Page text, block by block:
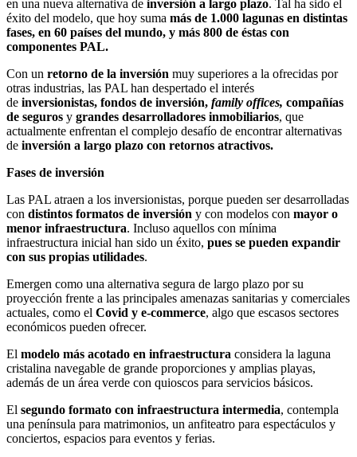
en una nueva alternativa de inversión a largo plazo. Tal ha sido el
éxito del modelo, que hoy suma más de 1.000 lagunas en distintas
fases, en 60 países del mundo, y más 800 de éstas con
componentes PAL.
Con un retorno de la inversión muy superiores a la ofrecidas por
otras industrias, las PAL han despertado el interés
de inversionistas, fondos de inversión, family offices, compañías
de seguros y grandes desarrolladores inmobiliarios, que
actualmente enfrentan el complejo desafío de encontrar alternativas
de inversión a largo plazo con retornos atractivos.
Fases de inversión
Las PAL atraen a los inversionistas, porque pueden ser desarrolladas
con distintos formatos de inversión y con modelos con mayor o
menor infraestructura. Incluso aquellos con mínima
infraestructura inicial han sido un éxito, pues se pueden expandir
con sus propias utilidades.
Emergen como una alternativa segura de largo plazo por su
proyección frente a las principales amenazas sanitarias y comerciales
actuales, como el Covid y e-commerce, algo que escasos sectores
económicos pueden ofrecer.
El modelo más acotado en infraestructura considera la laguna
cristalina navegable de grande proporciones y amplias playas,
además de un área verde con quioscos para servicios básicos.
El segundo formato con infraestructura intermedia, contempla
una península para matrimonios, un anfiteatro para espectáculos y
conciertos, espacios para eventos y ferias.